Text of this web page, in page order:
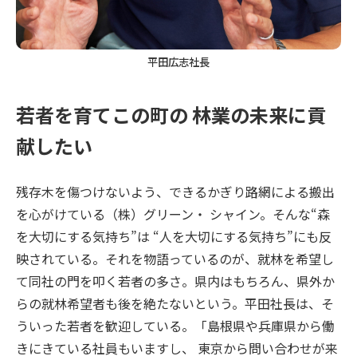
若者を育てこの町の 林業の未来に貢
献したい
残存木を傷つけないよう、できるかぎり路網による搬出
を心がけている（株）グリーン・ シャイン。そんな“森
を大切にする気持ち”は “人を大切にする気持ち”にも反
映されている。それを物語っているのが、就林を希望し
て同社の門を叩く若者の多さ。県内はもちろん、県外か
らの就林希望者も後を絶たないという。平田社長は、そ
ういった若者を歓迎している。「島根県や兵庫県から働
きにきている社員もいますし、 東京から問い合わせが来
平田広志社長